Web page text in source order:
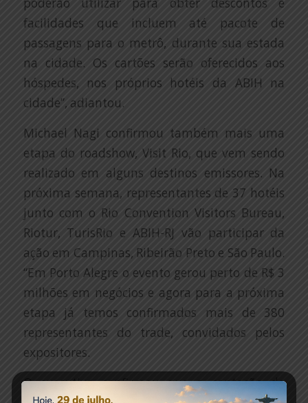
poderão utilizar para obter descontos e
facilidades que incluem até pacote de
passagens para o metrô, durante sua estada
na cidade. Os cartões serão oferecidos aos
hóspedes, nos próprios hotéis da ABIH na
cidade”, adiantou.
Michael Nagi confirmou também mais uma
etapa do roadshow, Visit Rio, que vem sendo
realizado em alguns destinos emissores. Na
próxima semana, representantes de 37 hotéis
junto com o Rio Convention Visitors Bureau,
Riotur, TurisRio e ABIH-RJ vão participar da
ação em Campinas, Ribeirão Preto e São Paulo.
“Em Porto Alegre o evento gerou perto de R$ 3
milhões em negócios e agora para a próxima
etapa já temos confirmados mais de 380
representantes do trade, convidados pelos
expositores.
O executivo confirmou que a captação de